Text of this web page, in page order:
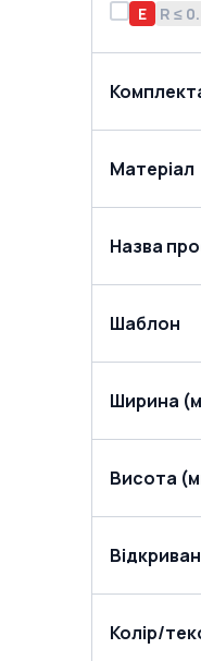
E
R ≤
Матеріал
Назва
Шаблон
Ширина
Висота
Колір/